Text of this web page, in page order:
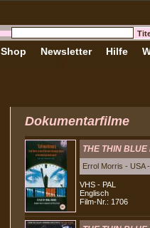
Shop Newsletter Hilfe
Dokumentarfilme
THE THIN BLUE
Errol Morris - USA
VHS - PAL
Englisch
Film-Nr.: 1706